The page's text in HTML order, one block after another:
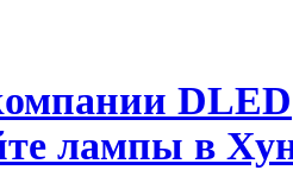
DLED
лампы в